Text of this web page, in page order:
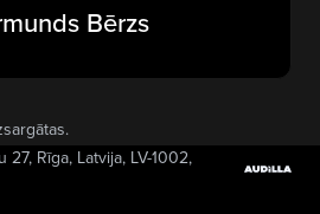
Bērzs
27, Rīga, Latvija, LV-1002,